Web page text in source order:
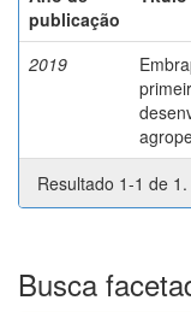
publicação
2019
Resultado 1-1 de 1.
Busca